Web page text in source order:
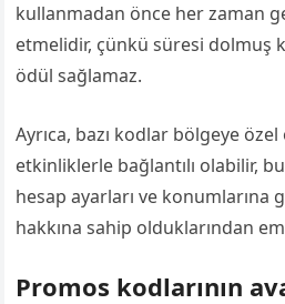
kullanmadan önce her zaman
etmelidir, çünkü süresi dolmuş
ödül sağlamaz.
Ayrıca, bazı kodlar bölgeye
etkinliklerle bağlantılı olabilir,
hesap ayarları ve konumlarına
hakkına sahip olduklarından
Promos kodlarının